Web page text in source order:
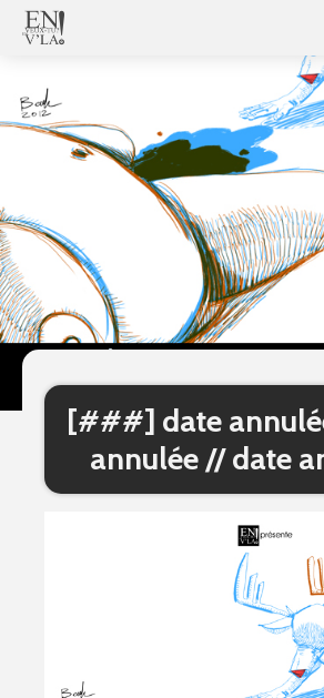
[###] date
annulée // date